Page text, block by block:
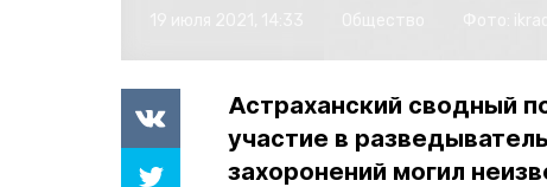
Астраханский сводный
участие в
захоронений могил